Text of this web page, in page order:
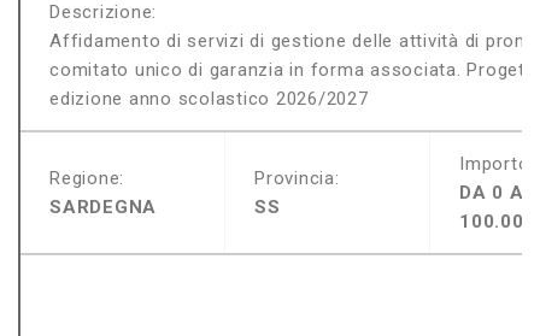
Descrizione:
Affidamento di servizi di gestione delle attività di
comitato unico di garanzia in forma associata.
edizione anno scolastico 2026/2027
Regione:
SARDEGNA
Provincia:
SS
Importo:
DA 0 A
100.000